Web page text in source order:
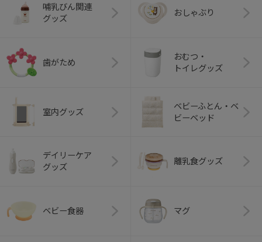
哺乳びん関連
グッズ
おしゃぶり
歯がため
おむつ・
トイレグッズ
室内グッズ
ベビーふとん・ベ
ビーベッド
デイリーケア
グッズ
離乳食グッズ
ベビー食器 マグ